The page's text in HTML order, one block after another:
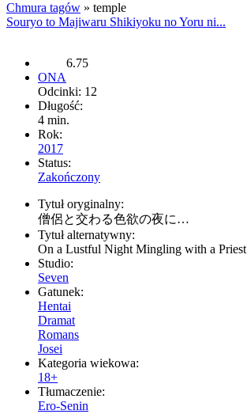
Chmura tagów » temple
Souryo to Majiwaru Shikiyoku no Yoru ni...
6.75
ONA
Odcinki: 12
Długość:
4 min.
Rok:
2017
Status:
Zakończony
Tytuł oryginalny:
僧侶と交わる色欲の夜に…
Tytuł alternatywny:
On a Lustful Night Mingling with a Priest
Studio:
Seven
Gatunek:
Hentai
Dramat
Romans
Josei
Kategoria wiekowa:
18+
Tłumaczenie:
Ero-Senin